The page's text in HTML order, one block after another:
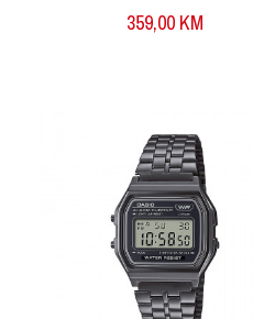
359,00 KM